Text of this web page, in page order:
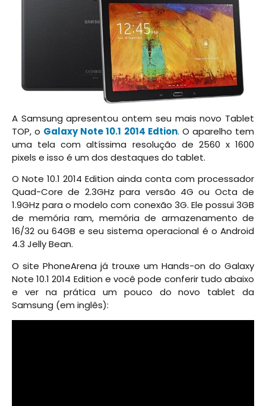
A Samsung apresentou ontem seu mais novo Tablet
TOP, o Galaxy Note 10.1 2014 Edtion. O aparelho tem
uma tela com altíssima resolução de 2560 x 1600
pixels e isso é um dos destaques do tablet.
O Note 10.1 2014 Edition ainda conta com processador
Quad-Core de 2.3GHz para versão 4G ou Octa de
1.9GHz para o modelo com conexão 3G. Ele possui 3GB
de memória ram, memória de armazenamento de
16/32 ou 64GB e seu sistema operacional é o Android
4.3 Jelly Bean.
O site PhoneArena já trouxe um Hands-on do Galaxy
Note 10.1 2014 Edition e você pode conferir tudo abaixo
e ver na prática um pouco do novo tablet da
Samsung (em inglês):